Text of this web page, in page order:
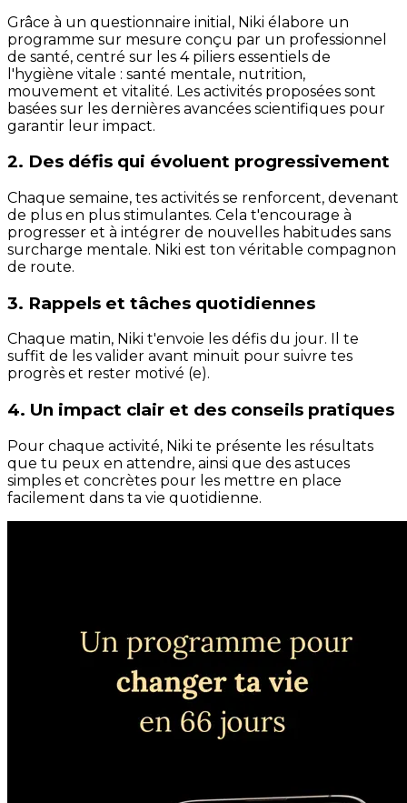
Grâce à un questionnaire initial, Niki élabore un
programme sur mesure conçu par un professionnel
de santé, centré sur les 4 piliers essentiels de
l'hygiène vitale : santé mentale, nutrition,
mouvement et vitalité. Les activités proposées sont
basées sur les dernières avancées scientifiques pour
garantir leur impact.
2. Des défis qui évoluent progressivement
Chaque semaine, tes activités se renforcent, devenant
de plus en plus stimulantes. Cela t'encourage à
progresser et à intégrer de nouvelles habitudes sans
surcharge mentale. Niki est ton véritable compagnon
de route.
3. Rappels et tâches quotidiennes
Chaque matin, Niki t'envoie les défis du jour. Il te
suffit de les valider avant minuit pour suivre tes
progrès et rester motivé (e).
4. Un impact clair et des conseils pratiques
Pour chaque activité, Niki te présente les résultats
que tu peux en attendre, ainsi que des astuces
simples et concrètes pour les mettre en place
facilement dans ta vie quotidienne.